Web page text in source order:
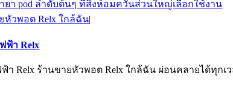
หัวพอต Relx ใกล้ฉัน|
ฟ้า Relx
Relx ร้านขายหัวพอต Relx ใกล้ฉัน ผ่อนคลายได้ทุกเ